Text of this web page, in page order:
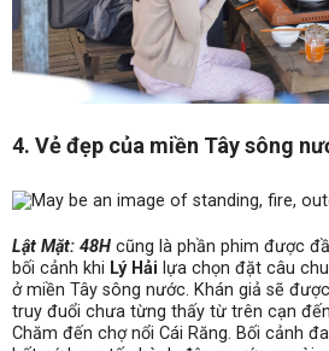
4. Vẻ đẹp của miền Tây sông
Lật Mặt: 48H cũng là phần phim được
bối cảnh khi Lý Hải lựa chọn đặt câu
ở miền Tây sông nước. Khán giả sẽ
truy đuổi chưa từng thấy từ trên cạn
Chăm đến chợ nổi Cái Răng. Bối cảnh